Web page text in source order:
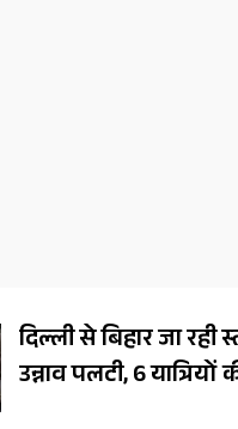
दिल्ली से बिहार जा रही
उन्नाव पलटी, 6 यात्रियों